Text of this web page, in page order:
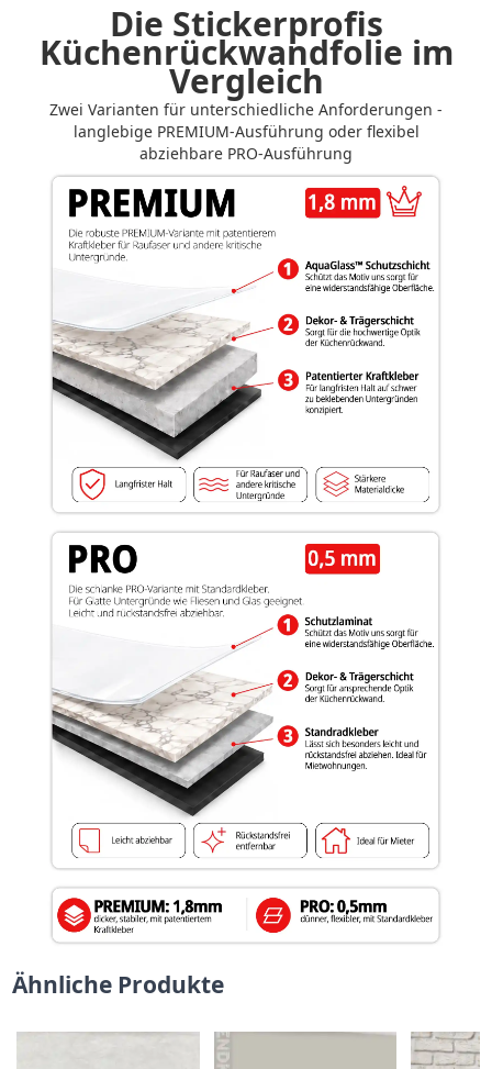
Die Stickerprofis
Küchenrückwandfolie im
Vergleich
Zwei Varianten für unterschiedliche Anforderungen -
langlebige PREMIUM-Ausführung oder flexibel
abziehbare PRO-Ausführung
Ähnliche Produkte